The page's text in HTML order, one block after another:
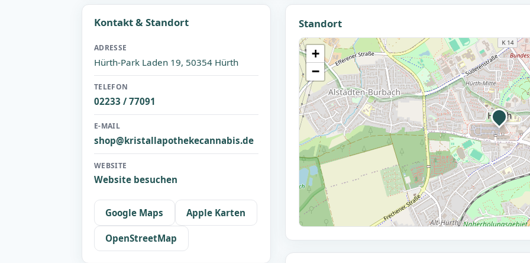
Kontakt & Standort
ADRESSE
Hürth-Park Laden 19, 50354 Hürth
TELEFON
02233 / 77091
E-MAIL
shop@kristallapothekecannabis.de
WEBSITE
Website besuchen
Google Maps Apple Karten
OpenStreetMap
Standort
+
−